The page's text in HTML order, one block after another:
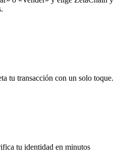
tu transacción con un solo toque.
tu identidad en minutos